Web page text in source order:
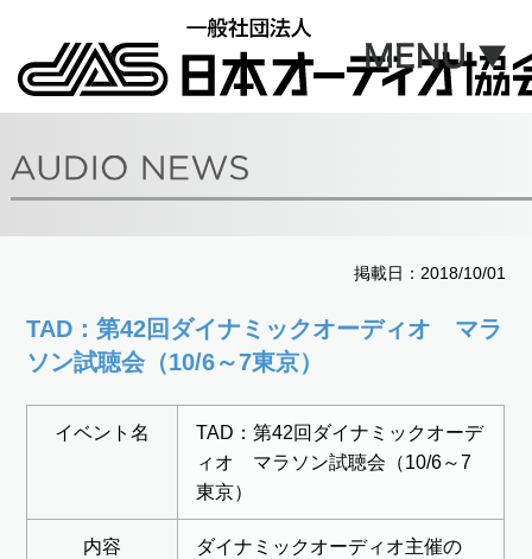
掲載日：2018/10/01
TAD：第42回ダイナミックオーディオ マラ
ソン試聴会（10/6～7東京）
イベント名
TAD：第42回ダイナミックオーデ
ィオ マラソン試聴会（10/6～7
東京）
内容
ダイナミックオーディオ主催の